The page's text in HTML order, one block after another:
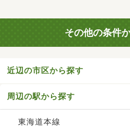
その他の条件
近辺の市区から探す
周辺の駅から探す
東海道本線